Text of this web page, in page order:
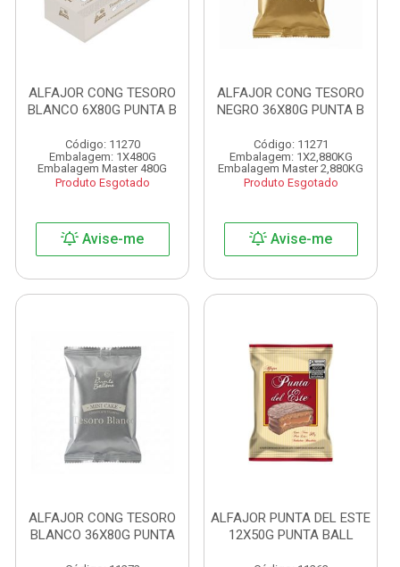
ALFAJOR CONG TESORO
BLANCO 6X80G PUNTA B
Código: 11270
Embalagem: 1X480G
Embalagem Master 480G
Produto Esgotado
Avise-me
ALFAJOR CONG TESORO
NEGRO 36X80G PUNTA B
Código: 11271
Embalagem: 1X2,880KG
Embalagem Master 2,880KG
Produto Esgotado
Avise-me
ALFAJOR CONG TESORO
BLANCO 36X80G PUNTA
ALFAJOR PUNTA DEL ESTE
12X50G PUNTA BALL